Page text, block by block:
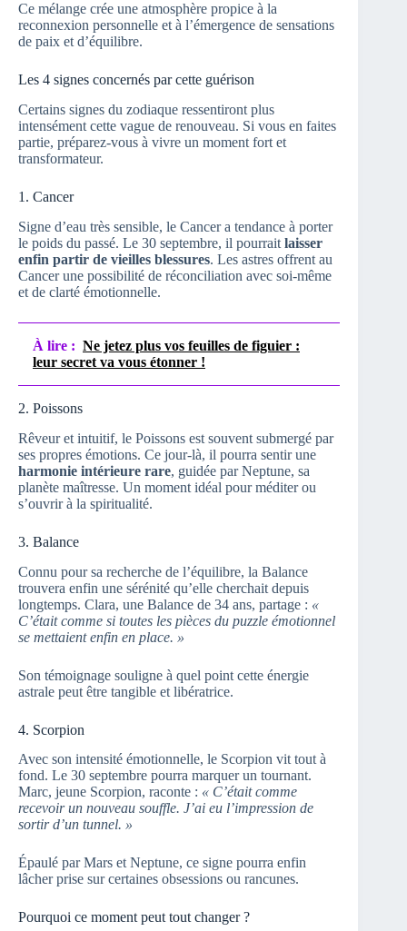
Ce mélange crée une atmosphère propice à la
reconnexion personnelle et à l’émergence de sensations
de paix et d’équilibre.
Les 4 signes concernés par cette guérison
Certains signes du zodiaque ressentiront plus
intensément cette vague de renouveau. Si vous en faites
partie, préparez-vous à vivre un moment fort et
transformateur.
1. Cancer
Signe d’eau très sensible, le Cancer a tendance à porter
le poids du passé. Le 30 septembre, il pourrait laisser
enfin partir de vieilles blessures. Les astres offrent au
Cancer une possibilité de réconciliation avec soi-même
et de clarté émotionnelle.
À lire : Ne jetez plus vos feuilles de figuier :
leur secret va vous étonner !
2. Poissons
Rêveur et intuitif, le Poissons est souvent submergé par
ses propres émotions. Ce jour-là, il pourra sentir une
harmonie intérieure rare, guidée par Neptune, sa
planète maîtresse. Un moment idéal pour méditer ou
s’ouvrir à la spiritualité.
3. Balance
Connu pour sa recherche de l’équilibre, la Balance
trouvera enfin une sérénité qu’elle cherchait depuis
longtemps. Clara, une Balance de 34 ans, partage : «
C’était comme si toutes les pièces du puzzle émotionnel
se mettaient enfin en place. »
Son témoignage souligne à quel point cette énergie
astrale peut être tangible et libératrice.
4. Scorpion
Avec son intensité émotionnelle, le Scorpion vit tout à
fond. Le 30 septembre pourra marquer un tournant.
Marc, jeune Scorpion, raconte : « C’était comme
recevoir un nouveau souffle. J’ai eu l’impression de
sortir d’un tunnel. »
Épaulé par Mars et Neptune, ce signe pourra enfin
lâcher prise sur certaines obsessions ou rancunes.
Pourquoi ce moment peut tout changer ?